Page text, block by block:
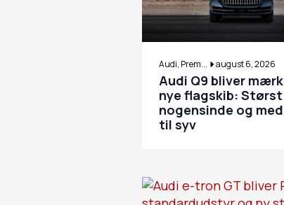
Audi, Prem... august 6, 2026
Audi Q9 bliver
nye flagskib: Størst
nogensinde og
til syv